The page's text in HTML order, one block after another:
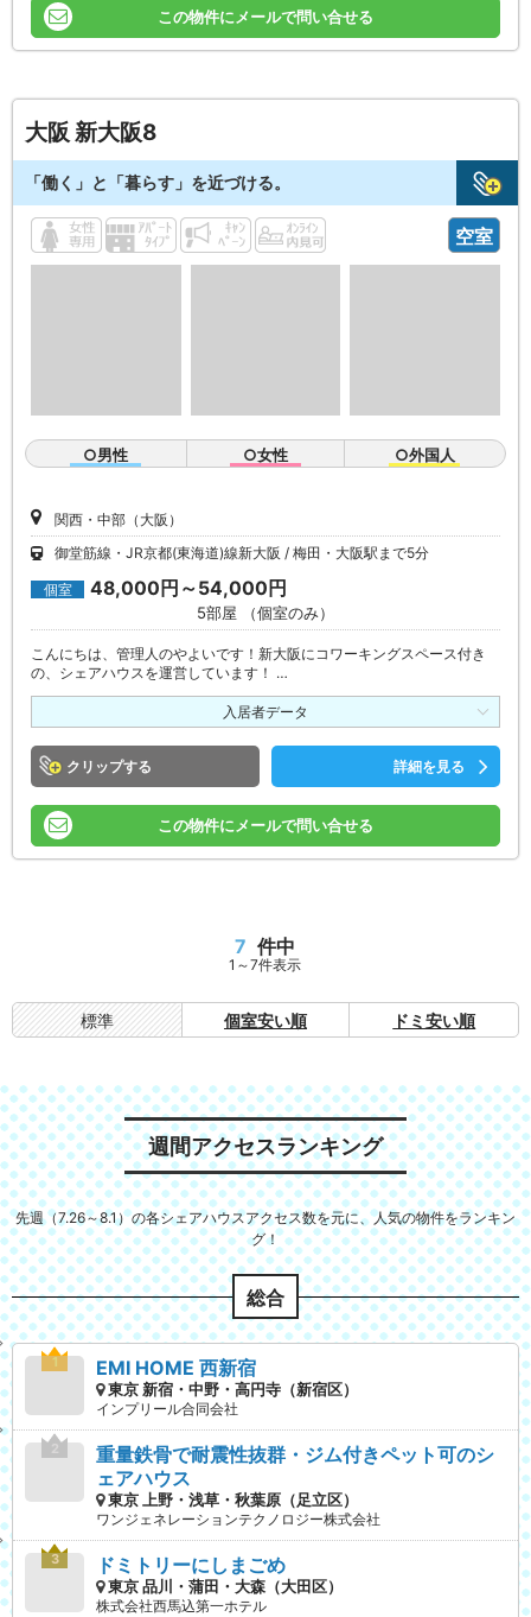
この物件にメールで問い合せる
大阪 新大阪8
「働く」と「暮らす」を近づける。
空室
○男性 ○女性 ○外国人
関西・中部（大阪）
御堂筋線・JR京都(東海道)線新大阪
梅田・大阪駅まで5分
個室 48,000円～54,000円
5部屋 （個室のみ）
こんにちは、管理人のやよいです！新大阪にコワーキングスペース付き
の、シェアハウスを運営しています！ …
入居者データ
クリップ 詳細を見る
この物件にメールで問い合せる
7 件中
1～7件表示
標準 個室安い順 ドミ安い順
週間アクセスランキング
先週（7.26～8.1）の各シェアハウスアクセス数を元に、人気の物件をランキン
グ！
総合
EMI HOME 西新宿
東京 新宿・中野・高円寺（新宿区）
インプリール合同会社
重量鉄骨で耐震性抜群・ジム付きペット可のシ
ェアハウス
東京 上野・浅草・秋葉原（足立区）
ワンジェネレーションテクノロジー株式会社
ドミトリーにしまごめ
東京 品川・蒲田・大森（大田区）
株式会社西馬込第一ホテル